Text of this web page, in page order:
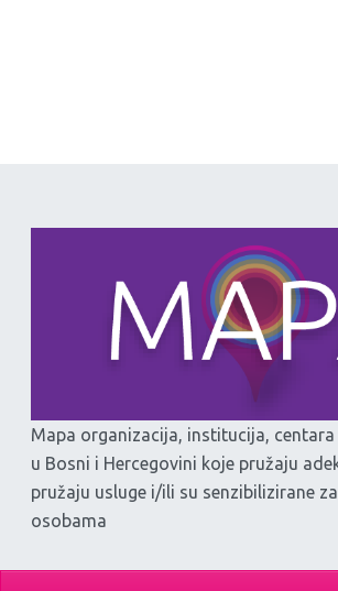
Mapa organizacija, institucija,
u Bosni i Hercegovini koje pružaju
pružaju usluge i/ili su senzibilizirane
osobama